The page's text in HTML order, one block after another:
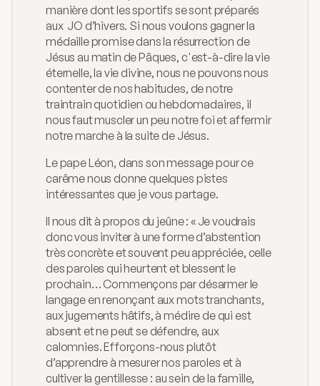
manière dont les sportifs se sont préparés
aux  JO d’hivers. Si nous voulons gagner la
médaille promise dans la résurrection de
Jésus au matin de Pâques, c'est-à-dire la vie
éternelle, la vie divine, nous ne pouvons nous
contenter de nos habitudes, de notre
traintrain quotidien ou hebdomadaires, il
nous faut muscler un peu notre foi et affermir
notre marche à la suite de Jésus.
Le pape Léon, dans son message pour ce
carême nous donne quelques pistes
intéressantes que je vous partage.
Il nous dit à propos du jeûne : « Je voudrais
donc vous inviter à une forme d’abstention
très concrète et souvent peu appréciée, celle
des paroles qui heurtent et blessent le
prochain… Commençons par désarmer le
langage en renonçant aux mots tranchants,
aux jugements hâtifs, à médire de qui est
absent et ne peut se défendre, aux
calomnies. Efforçons-nous plutôt
d’apprendre à mesurer nos paroles et à
cultiver la gentillesse : au sein de la famille,